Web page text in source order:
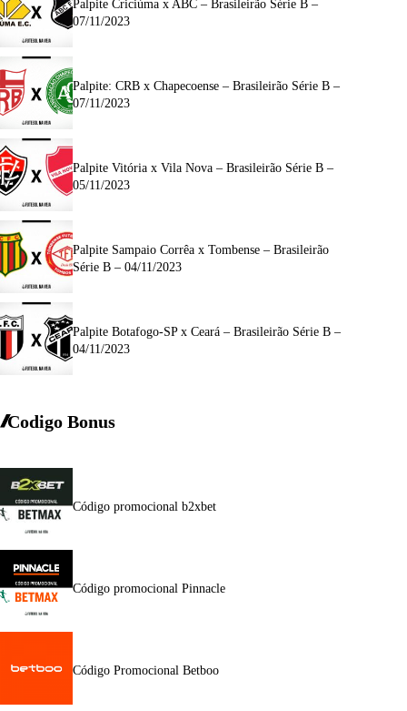
Palpite Criciúma x ABC – Brasileirão Série B –
07/11/2023
Palpite: CRB x Chapecoense – Brasileirão Série B –
07/11/2023
Palpite Vitória x Vila Nova – Brasileirão Série B –
05/11/2023
Palpite Sampaio Corrêa x Tombense – Brasileirão
Série B – 04/11/2023
Palpite Botafogo-SP x Ceará – Brasileirão Série B –
04/11/2023
Codigo Bonus
Código promocional b2xbet
Código promocional Pinnacle
Código Promocional Betboo